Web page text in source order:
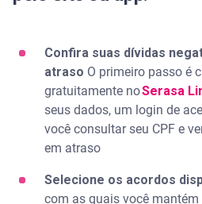
Confira suas dívidas
atraso O primeiro passo é
gratuitamente noSerasa
seus dados, um login de
você consultar seu CPF e
em atraso
Selecione os acordos
com as quais você